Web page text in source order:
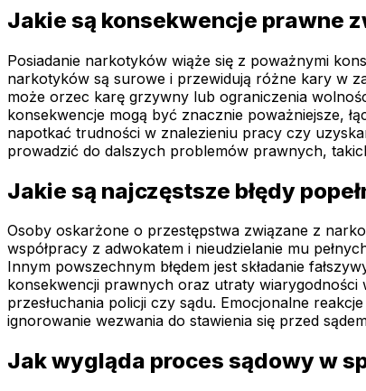
Jakie są konsekwencje prawne
Posiadanie narkotyków wiąże się z poważnymi
narkotyków są surowe i przewidują różne kary w
może orzec karę grzywny lub ograniczenia
konsekwencje mogą być znacznie poważniejsze,
napotkać trudności w znalezieniu pracy czy
prowadzić do dalszych problemów prawnych,
Jakie są najczęstsze błędy
Osoby oskarżone o przestępstwa związane z
współpracy z adwokatem i nieudzielanie mu
Innym powszechnym błędem jest składanie
konsekwencji prawnych oraz utraty wiarygodności
przesłuchania policji czy sądu. Emocjonalne
ignorowanie wezwania do stawienia się przed
Jak wygląda proces sądowy w